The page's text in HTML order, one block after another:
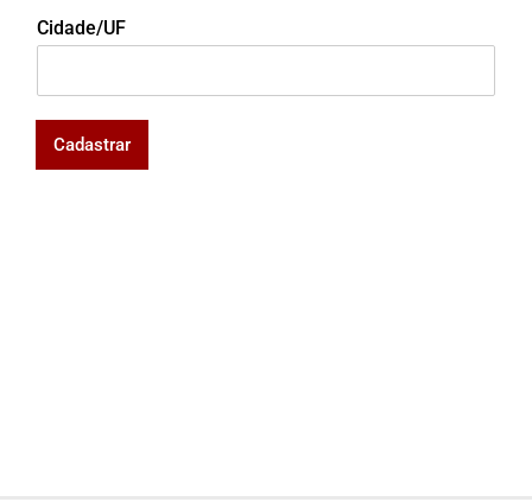
Cidade/UF
Cadastrar